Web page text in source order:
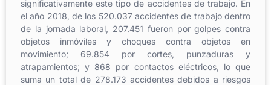
significativamente este tipo de accidentes de trabajo. En
el año 2018, de los 520.037 accidentes de trabajo dentro
de la jornada laboral, 207.451 fueron por golpes contra
objetos inmóviles y choques contra objetos en
movimiento; 69.854 por cortes, punzaduras y
atrapamientos; y 868 por contactos eléctricos, lo que
suma un total de 278.173 accidentes debidos a riesgos